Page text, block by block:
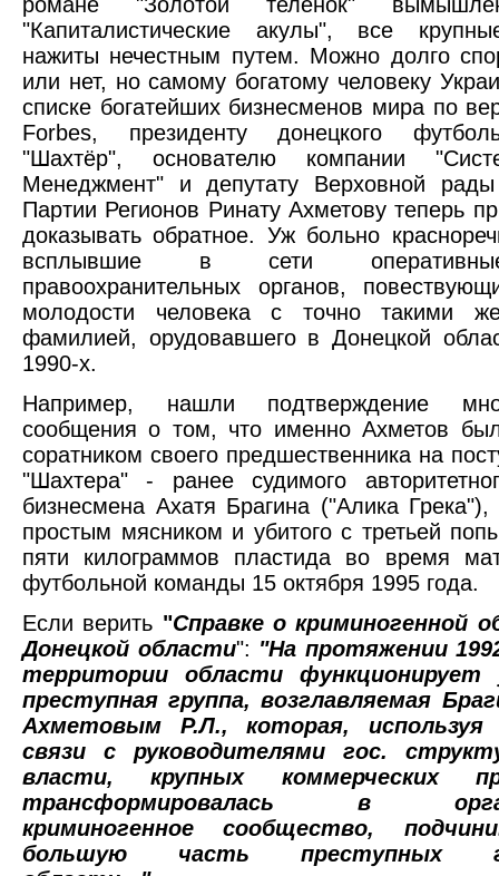
"Капиталистические акулы", все
нажиты нечестным путем. Можно долго
или нет, но самому богатому человеку
списке богатейших бизнесменов мира по
Forbes, президенту донецкого
"Шахтёр", основателю компании
Менеджмент" и депутату Верховной
Партии Регионов Ринату Ахметову теперь
доказывать обратное. Уж больно
всплывшие в сети
правоохранительных органов,
молодости человека с точно такими
фамилией, орудовавшего в Донецкой
1990-х.
Например, нашли подтверждение
сообщения о том, что именно Ахметов
соратником своего предшественника на
"Шахтера" - ранее судимого
бизнесмена Ахатя Брагина ("Алика Грека"),
простым мясником и убитого с третьей
пяти килограммов пластида во время
футбольной команды 15 октября 1995 года.
Если верить "Справке о криминогенной
Донецкой области": "На протяжении
территории области функционирует
преступная группа, возглавляемая
Ахметовым Р.Л., которая, используя
связи с руководителями гос.
власти, крупных коммерческих
трансформировалась в
криминогенное сообщество,
большую часть преступных